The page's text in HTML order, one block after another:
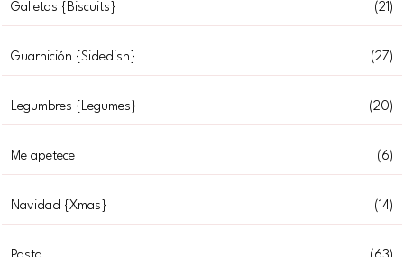
Galletas {Biscuits} (21)
Guarnición {Sidedish} (27)
Legumbres {Legumes} (20)
Me apetece (6)
Navidad {Xmas} (14)